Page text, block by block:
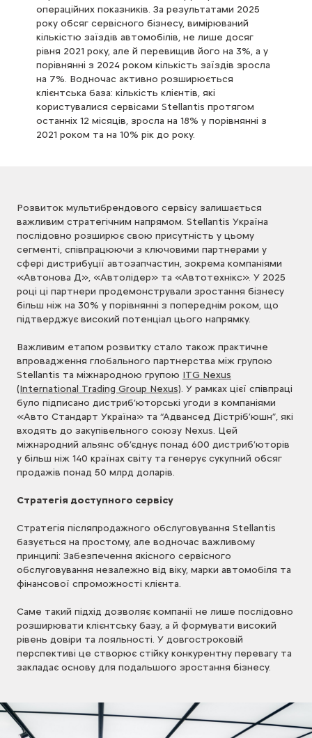
операційних показників. За результатами 2025
року обсяг сервісного бізнесу, вимірюваний
кількістю заїздів автомобілів, не лише досяг
рівня 2021 року, але й перевищив його на 3%, а у
порівнянні з 2024 роком кількість заїздів зросла
на 7%. Водночас активно розширюється
клієнтська база: кількість клієнтів, які
користувалися сервісами Stellantis протягом
останніх 12 місяців, зросла на 18% у порівнянні з
2021 роком та на 10% рік до року.
Розвиток мультибрендового сервісу залишається
важливим стратегічним напрямом. Stellantis Україна
послідовно розширює свою присутність у цьому
сегменті, співпрацюючи з ключовими партнерами у
сфері дистрибуції автозапчастин, зокрема компаніями
«Автонова Д», «Автолідер» та «Автотехнікс». У 2025
році ці партнери продемонстрували зростання бізнесу
більш ніж на 30% у порівнянні з попереднім роком, що
підтверджує високий потенціал цього напрямку.
Важливим етапом розвитку стало також практичне
впровадження глобального партнерства між групою
Stellantis та міжнародною групою ITG Nexus
(International Trading Group Nexus). У рамках цієї співпраці
було підписано дистриб’юторські угоди з компаніями
«Авто Стандарт Україна» та “Адвансед Дістріб’юшн”, які
входять до закупівельного союзу Nexus. Цей
міжнародний альянс об’єднує понад 600 дистриб’юторів
у більш ніж 140 країнах світу та генерує сукупний обсяг
продажів понад 50 млрд доларів.
Стратегія доступного сервісу
Стратегія післяпродажного обслуговування Stellantis
базується на простому, але водночас важливому
принципі: Забезпечення якісного сервісного
обслуговування незалежно від віку, марки автомобіля та
фінансової спроможності клієнта.
Саме такий підхід дозволяє компанії не лише послідовно
розширювати клієнтську базу, а й формувати високий
рівень довіри та лояльності. У довгостроковій
перспективі це створює стійку конкурентну перевагу та
закладає основу для подальшого зростання бізнесу.